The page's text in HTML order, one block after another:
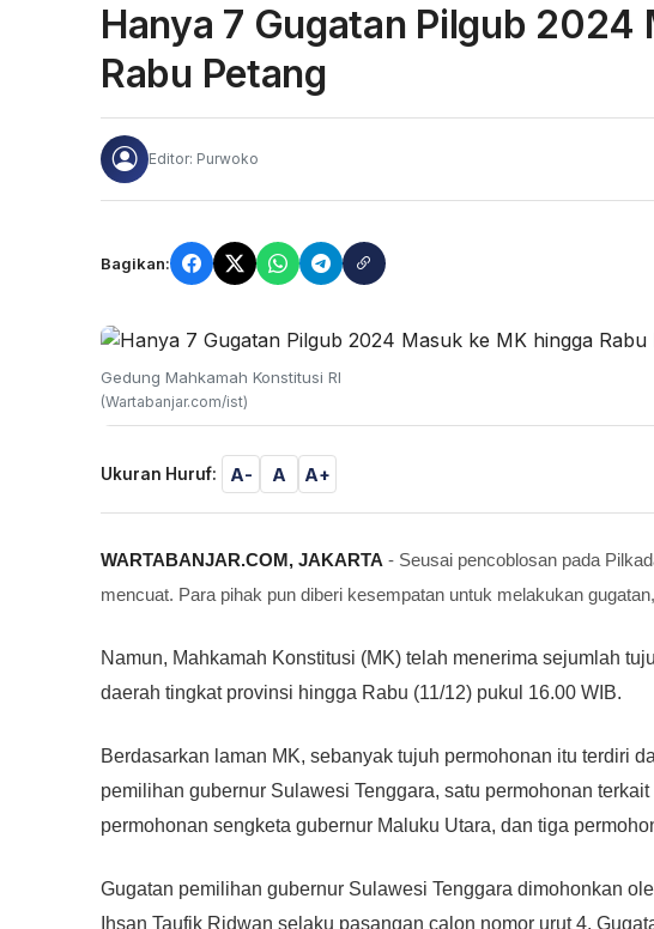
Hanya 7 Gugatan Pilgub 2024
Rabu Petang
Editor: Purwoko
Bagikan:
Gedung Mahkamah Konstitusi RI
(Wartabanjar.com/ist)
Ukuran Huruf: A- A A+
WARTABANJAR.COM, JAKARTA - Seusai pencoblosan pada
mencuat. Para pihak pun diberi kesempatan untuk melakukan
Namun, Mahkamah Konstitusi (MK) telah menerima sejumlah
daerah tingkat provinsi hingga Rabu (11/12) pukul 16.00 WIB.
Berdasarkan laman MK, sebanyak tujuh permohonan itu terdiri
pemilihan gubernur Sulawesi Tenggara, satu permohonan
permohonan sengketa gubernur Maluku Utara, dan tiga
Gugatan pemilihan gubernur Sulawesi Tenggara dimohonkan
Ihsan Taufik Ridwan selaku pasangan calon nomor urut 4.